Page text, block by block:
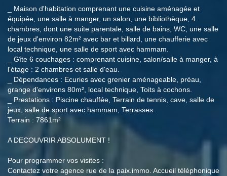
_ Maison d'habitation comprenant une cuisine aménagée et
équipée, une salle à manger, un salon, une bibliothèque, 4
chambres, dont une suite parentale, salle de bains, WC, une salle
de jeux d'environ 82m² avec bar et billard, une chaufferie avec
local technique, une salle de sport avec hammam.
_ Gîte 6 couchages : comprenant cuisine, salon/salle à manger, à
l'étage : 2 chambres et salle d'eau.
_ Dépendances : Ecuries avec grenier aménageable, préau,
grange d'environs 80m², local technique, Toits à cochons.
_ Prestations : Piscine chauffée, Terrain de tennis, cave, salle de
jeux, salle de sport avec hammam, Terrasses.
Terrain : 7861m²
A DECOUVRIR ABSOLUMENT !
Pour programmer vos visites :
Contactez votre agence rue de la paix.immo. Accueil téléphonique